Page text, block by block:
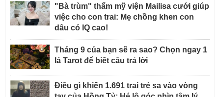
"Bà trùm" thẩm mỹ viện Mailisa cưới giúp
việc cho con trai: Mẹ chồng khen con
dâu có IQ cao!
Tháng 9 của bạn sẽ ra sao? Chọn ngay 1
lá Tarot để biết câu trả lời
Điều gì khiến 1.691 trai trẻ sa vào vòng